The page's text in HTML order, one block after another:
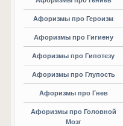
Афоризмы про Героизм
Афоризмы про Гигиену
Афоризмы про Гипотезу
Афоризмы про Глупость
Афоризмы про Гнев
Афоризмы про Головной
Мозг